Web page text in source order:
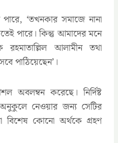
‘তখনকার সমাজে নানা
পারে। কিন্তু আমাদের মনে
আলামীন তথা
পাঠিয়েছেন’।
অবলম্বন করেছে। নির্দিষ্ট
নেওয়ার জন্য সেটির
বিশেষ কোনো অর্থকে গ্রহণ